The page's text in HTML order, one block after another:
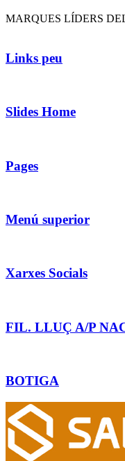
MARQUES LÍDERS
Links peu
Slides Home
Pages
Menú superior
Xarxes Socials
FIL. LLUÇ A/P
BOTIGA